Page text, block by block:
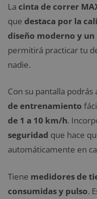
La cinta de correr
que destaca por la
diseño moderno y
permitirá practicar tu
nadie.
Con su pantalla podrás
de entrenamiento
de 1 a 10 km/h.
seguridad que hace
automáticamente en
Tiene medidores de
consumidas y pulso.